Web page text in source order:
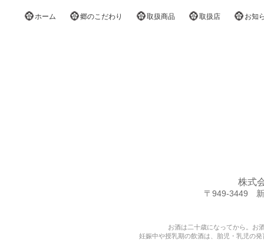
ホーム 郷のこだわり 取扱商品 取扱店 お知
株式
〒949-3449 新
お酒は二十歳になってから。お
妊娠中や授乳期の飲酒は、胎児・乳児の